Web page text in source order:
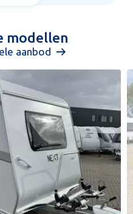
modellen
aanbod